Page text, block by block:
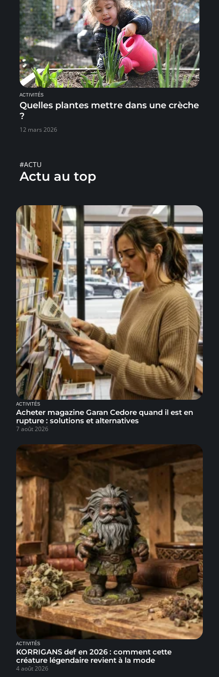
ACTIVITÉS
Quelles plantes mettre dans une crèche
?
12 mars 2026
#ACTU
Actu au top
ACTIVITÉS
Acheter magazine Garan Cedore quand il est en
rupture : solutions et alternatives
7 août 2026
ACTIVITÉS
KORRIGANS def en 2026 : comment cette
créature légendaire revient à la mode
4 août 2026